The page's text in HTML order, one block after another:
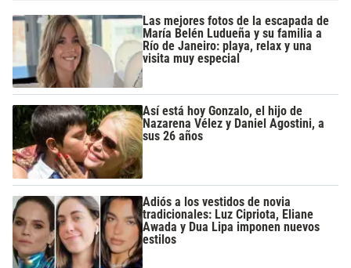
Las mejores fotos de la escapada de
María Belén Ludueña y su familia a
Río de Janeiro: playa, relax y una
visita muy especial
Así está hoy Gonzalo, el hijo de
Nazarena Vélez y Daniel Agostini, a
sus 26 años
Adiós a los vestidos de novia
tradicionales: Luz Cipriota, Eliane
Awada y Dua Lipa imponen nuevos
estilos